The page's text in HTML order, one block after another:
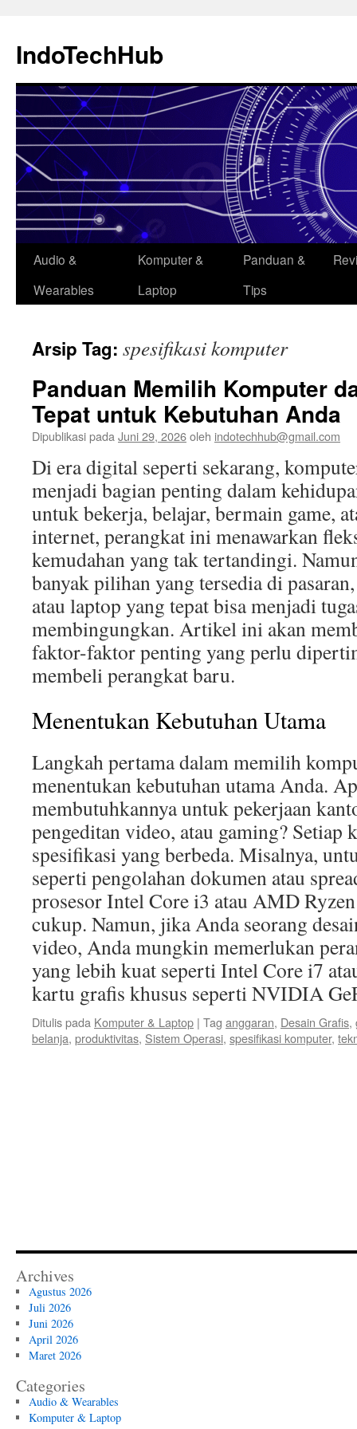
isi
IndoTechHub
Audio &
Wearables
Komputer &
Laptop
Panduan &
Tips
Arsip Tag: spesifikasi komputer
Panduan Memilih Komputer
Tepat untuk Kebutuhan Anda
Dipublikasi pada Juni 29, 2026oleh indotechhub@gmail.com
Di era digital seperti sekarang,
menjadi bagian penting dalam
untuk bekerja, belajar, bermain game,
internet, perangkat ini menawarkan
kemudahan yang tak tertandingi.
banyak pilihan yang tersedia di
atau laptop yang tepat bisa menjadi
membingungkan. Artikel ini akan
faktor-faktor penting yang perlu
membeli perangkat baru.
Menentukan Kebutuhan Utama
Langkah pertama dalam memilih
menentukan kebutuhan utama Anda.
membutuhkannya untuk pekerjaan
pengeditan video, atau gaming?
spesifikasi yang berbeda. Misalnya,
seperti pengolahan dokumen atau
prosesor Intel Core i3 atau AMD
cukup. Namun, jika Anda seorang
video, Anda mungkin memerlukan
yang lebih kuat seperti Intel Core i7
kartu grafis khusus seperti NVIDIA
Ditulis pada Komputer & Laptop | Tag anggaran, Desain Grafis,
belanja, produktivitas, Sistem Operasi, spesifikasi komputer,
Archives
Agustus 2026
Juli 2026
Juni 2026
April 2026
Maret 2026
Categories
Audio & Wearables
Komputer & Laptop